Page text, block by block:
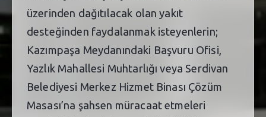
üzerinden dağıtılacak olan yakıt
desteğinden faydalanmak isteyenlerin;
Kazımpaşa Meydanındaki Başvuru Ofisi,
Yazlık Mahallesi Muhtarlığı veya Serdivan
Belediyesi Merkez Hizmet Binası Çözüm
Masası’na şahsen müracaat etmeleri